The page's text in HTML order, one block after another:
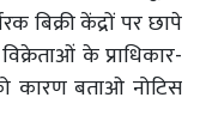
बिक्री केंद्रों पर छापे
के प्राधिकार-
कारण बताओ नोटिस